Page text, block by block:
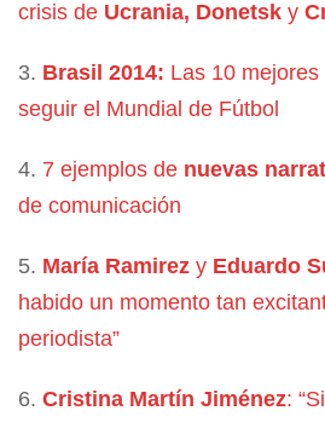
crisis de Ucrania, Donetsk y
3. Brasil 2014: Las 10
seguir el Mundial de Fútbol
4. 7 ejemplos de nuevas
de comunicación
5. María Ramirez y Eduardo
habido un momento tan
periodista”
6. Cristina Martín Jiménez: